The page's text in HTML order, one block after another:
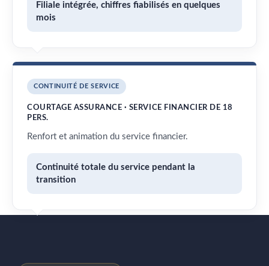
Filiale intégrée, chiffres fiabilisés en quelques
mois
CONTINUITÉ DE SERVICE
COURTAGE ASSURANCE · SERVICE FINANCIER DE 18
PERS.
Renfort et animation du service financier.
Continuité totale du service pendant la
transition